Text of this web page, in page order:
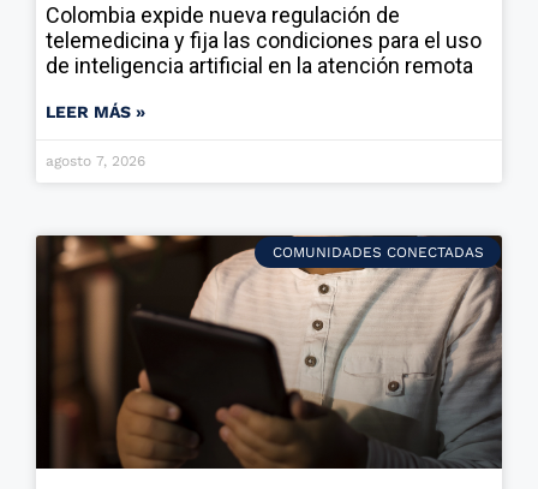
Colombia expide nueva regulación de
telemedicina y fija las condiciones para el uso
de inteligencia artificial en la atención remota
LEER MÁS »
agosto 7, 2026
COMUNIDADES CONECTADAS